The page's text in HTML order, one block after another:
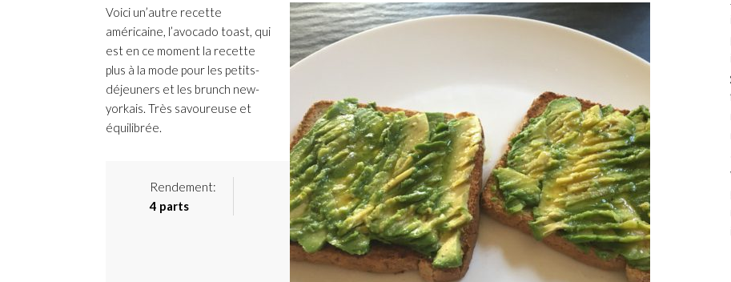
Voici un’autre recette
américaine, l’avocado toast, qui
est en ce moment la recette
plus à la mode pour les petits-
déjeuners et les brunch new-
yorkais. Très savoureuse et
équilibrée.
Rendement:
4 parts